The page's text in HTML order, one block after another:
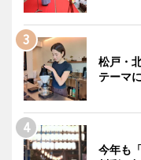
松戸・
テーマに
今年も